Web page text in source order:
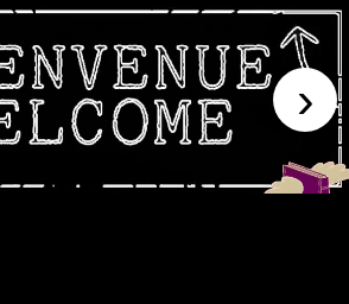
voyage
les livres